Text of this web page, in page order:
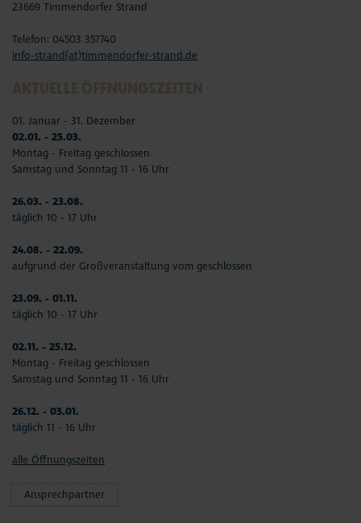
23669 Timmendorfer Strand
Telefon: 04503 357740
info-strand(at)timmendorfer-strand.de
01. Januar - 31. Dezember
02.01. - 25.03.
Montag - Freitag geschlossen
Samstag und Sonntag 11 - 16 Uhr
26.03. - 23.08.
täglich 10 - 17 Uhr
24.08. - 22.09.
aufgrund der Großveranstaltung vom geschlossen
23.09. - 01.11.
täglich 10 - 17 Uhr
02.11. - 25.12.
Montag - Freitag geschlossen
Samstag und Sonntag 11 - 16 Uhr
26.12. - 03.01.
täglich 11 - 16 Uhr
alle Öffnungszeiten
Ansprechpartner